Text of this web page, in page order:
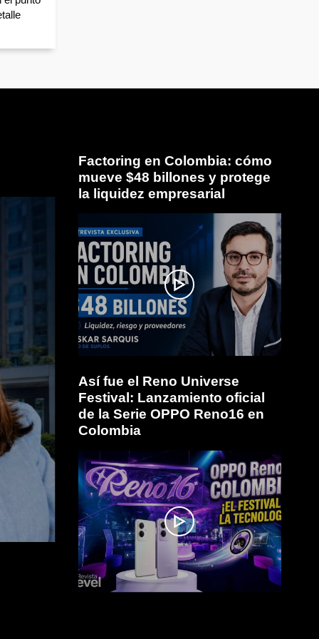
Factoring en Colombia: cómo
mueve $48 billones y protege
la liquidez empresarial
Así fue el Reno Universe
Festival: Lanzamiento oficial
de la Serie OPPO Reno16 en
Colombia